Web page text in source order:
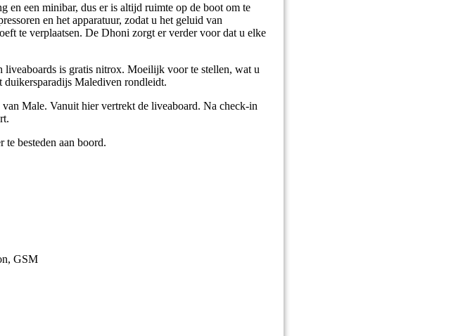
een minibar, dus er is altijd ruimte op de boot om te
en het apparatuur, zodat u het geluid van
te verplaatsen. De Dhoni zorgt er verder voor dat u elke
is gratis nitrox. Moeilijk voor te stellen, wat u
duikersparadijs Malediven rondleidt.
Male. Vanuit hier vertrekt de liveaboard. Na check-in
besteden aan boord.
GSM